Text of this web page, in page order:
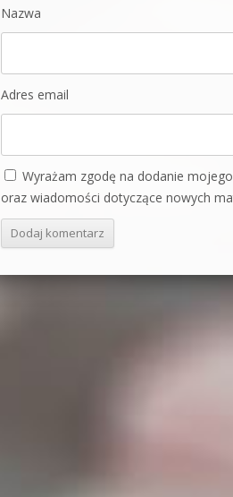
Nazwa
Adres email
Wyrażam zgodę na dodanie
oraz wiadomości dotyczące nowych